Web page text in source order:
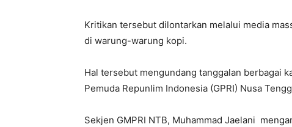
Kritikan tersebut dilontarkan melalui media
di warung-warung kopi.
Hal tersebut mengundang tanggalan berbagai
Pemuda Repunlim Indonesia (GPRI) Nusa
Sekjen GMPRI NTB, Muhammad Jaelani